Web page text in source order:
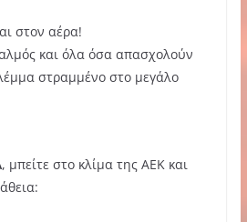
στον αέρα!
και όλα όσα απασχολούν
στραμμένο στο μεγάλο
, μπείτε στο κλίμα της ΑΕΚ και